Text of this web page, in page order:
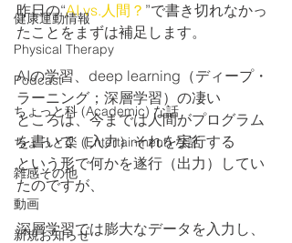
健康運動情報
Physical Therapy
Podcast
ちょっと科 (Academic) な話
ちょっと楽 (Entertainment) な話
雑感その他
動画
新規お知らせ
昨日の“AI vs.人間？ ”で書き切れなかっ
たことをまずは補足します。
AIの学習、deep learning（ディープ・
ラーニング；深層学習）の凄い
ところは、今までは人間がプログラム
を書いて（入力）それを実行する
という形で何かを遂行（出力）してい
たのですが、
深層学習では膨大なデータを入力し、